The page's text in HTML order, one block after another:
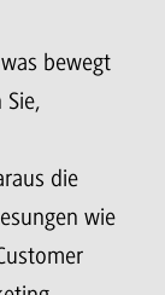
bewegt
die
wie